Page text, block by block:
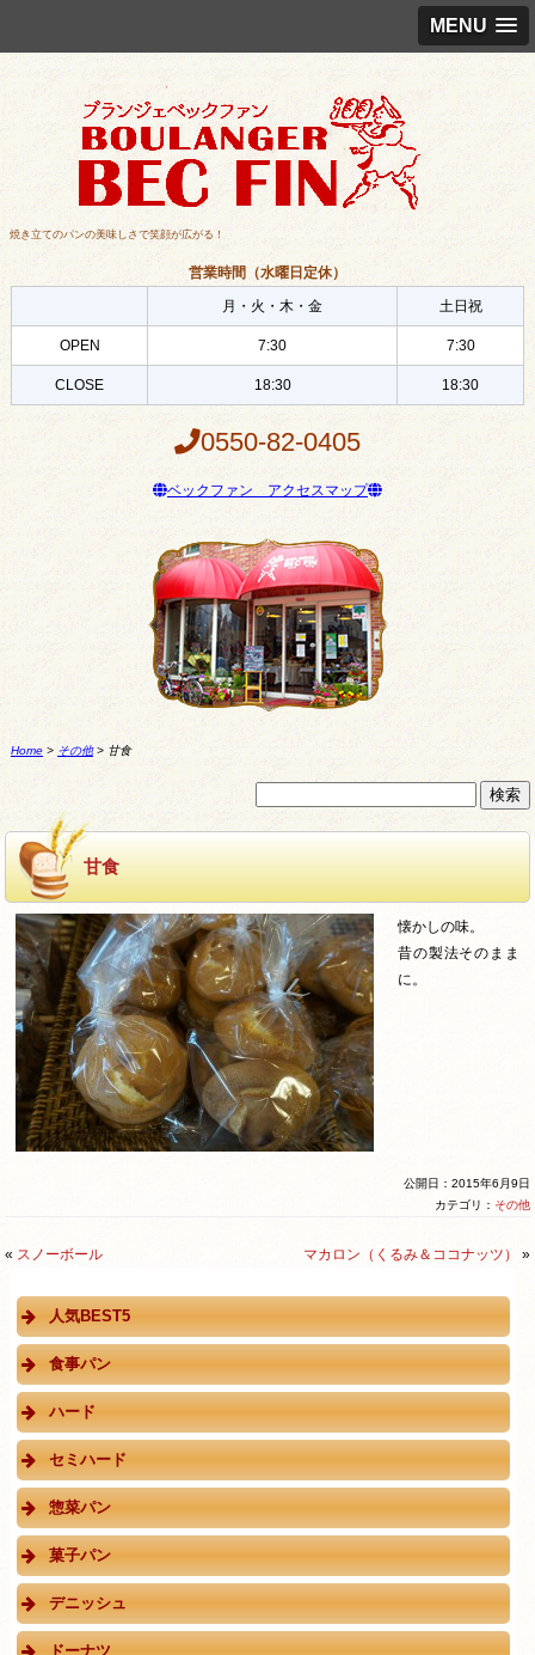
MENU
焼き立てのパンの美味しさで笑顔が広がる！
営業時間（水曜日定休）
月・火・木・金
土日祝
OPEN 7:30 7:30
CLOSE 18:30 18:30
0550-82-0405
ベックファン アクセスマップ
Home> その他> 甘食
甘食
懐かしの味。
昔の製法そのまま
に。
公開日：2015年6月9日
カテゴリ： その他
« スノーボール マカロン（くるみ＆ココナッツ） »
人気BEST5
食事パン
ハード
セミハード
惣菜パン
菓子パン
デニッシュ
ドーナツ